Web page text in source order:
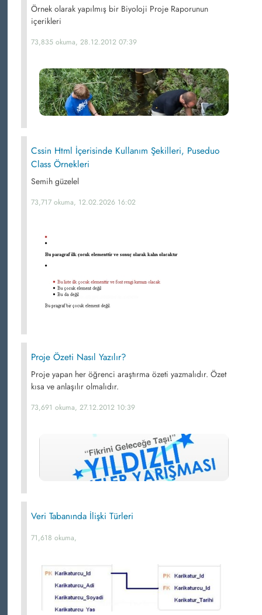
Örnek olarak yapılmış bir Biyoloji Proje Raporunun
içerikleri
73,835 okuma, 28.12.2012 07:39
Cssin Html İçerisinde Kullanım Şekilleri, Puseduo
Class Örnekleri
Semih güzelel
73,717 okuma, 12.02.2026 16:02
Proje Özeti Nasıl Yazılır?
Proje yapan her öğrenci araştırma özeti yazmalıdır. Özet
kısa ve anlaşılır olmalıdır.
73,691 okuma, 27.12.2012 10:39
Veri Tabanında İlişki Türleri
71,618 okuma,